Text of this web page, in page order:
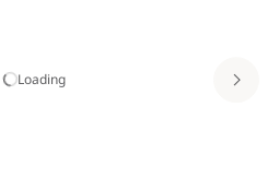
Loading